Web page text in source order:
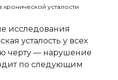
усталости
исследования
усталость у всех
черту — нарушение
по следующим